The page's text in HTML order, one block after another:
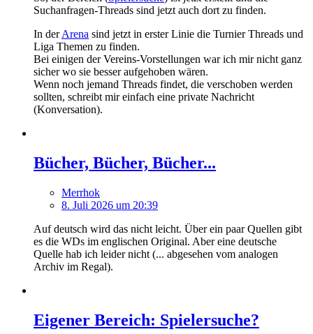
Suchanfragen-Threads sind jetzt auch dort zu finden.
In derArena sind jetzt in erster Linie die Turnier Threads und
Liga Themen zu finden.
Bei einigen der Vereins-Vorstellungen war ich mir nicht ganz
sicher wo sie besser aufgehoben wären.
Wenn noch jemand Threads findet, die verschoben werden
sollten, schreibt mir einfach eine private Nachricht
(Konversation).
Bücher, Bücher, Bücher...
Merrhok
8. Juli 2026 um 20:39
Auf deutsch wird das nicht leicht. Über ein paar Quellen gibt
es die WDs im englischen Original. Aber eine deutsche
Quelle hab ich leider nicht (... abgesehen vom analogen
Archiv im Regal).
Eigener Bereich: Spielersuche?